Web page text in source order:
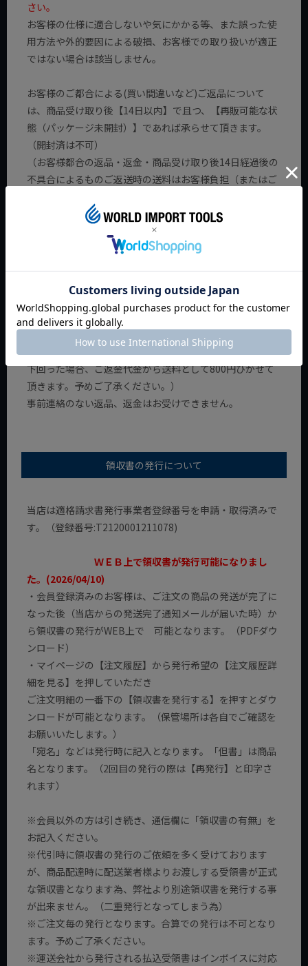
さい。
お客様の仕様に適合しないや気にかかる等、また誤った使
用方法や外的要因による破損、お客様での取り扱いが適正
ではない場合は該当しません。
お客様のご都合による(買い間違いなど)ご返品について
は、商品受け取り後【14日以内】で且つ、【再販可能な状
態（パッケージ未開封）】であれば承らせて頂きます。
（開封済は不可）
（お客様都合の返品・返金・商品受け取り後14日経過後の
不具合によるものご返送時の送料はお客様負担（またはご
※当店はご注文を受けた段階で店舗にない商品をメーカー
様に注文を入れております。その為、お客様都合でもご返
品をお断りする場合がございます。
また当方に返送され状態確認後、正常に動作/組み立てがで
きた場合等は、その発送時の送料もお客様負担（またはご
請求）となります。
ご返金の際、ご返送分を抜いたご購入金額が6000円以下を
下回った場合、ご返金代金から送料として800円ひかせて
頂きます。予めご了承ください。）
事前連絡のない返品、返金はお受けできません。
領収書の発行について
当店は適格請求書発行事業者登録番号を申請・取得済みで
す。（登録番号:T2120001211078)
ＷＥＢ上で領収書が発行可能になりまし
た。(2026/04/10)
・会員登録済みのお客様は、ご注文の商品の発送が完了に
なった後（当店からの発送完了通知メールが届いた時）か
ら領収書の発行がWEB上で 可能となります。（PDFダウ
ンロード）
・マイページの【注文履歴】から発行希望の【注文履歴詳
細を見る】を押していただき
ご注文明細の一番下の【領収書を発行する】を押すとダウ
ンロードが可能となります。（保管場所は各自でご確認を
お願いいたします。）
「宛名」などは発行時に記入となります。「但書」は商品
名となります。（2回目の発行の際は【再発行】と印字さ
れます）
※会員以外の方は引き続き、通信欄に「領収書の有無」を
お記入ください。
※代引時に領収書の発行のご依頼を多く受けております
が、商品配達時に配送業者様よりお渡しする受領書が正式
な領収書となります為、弊社より別途領収書を発行する事
が出来ません。（二重発行となってしまう為）
※ご注文毎の発行となります。合算での発行は不可となり
ます。予めご了承ください。
※運送会社から発行される払込受領書はインボイスに対応